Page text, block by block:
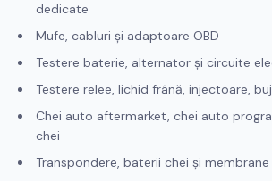
dedicate
Mufe, cabluri și adaptoare OBD
Testere baterie, alternator și circuite
Testere relee, lichid frână, injectoare,
Chei auto aftermarket, chei auto
chei
Transpondere, baterii chei și